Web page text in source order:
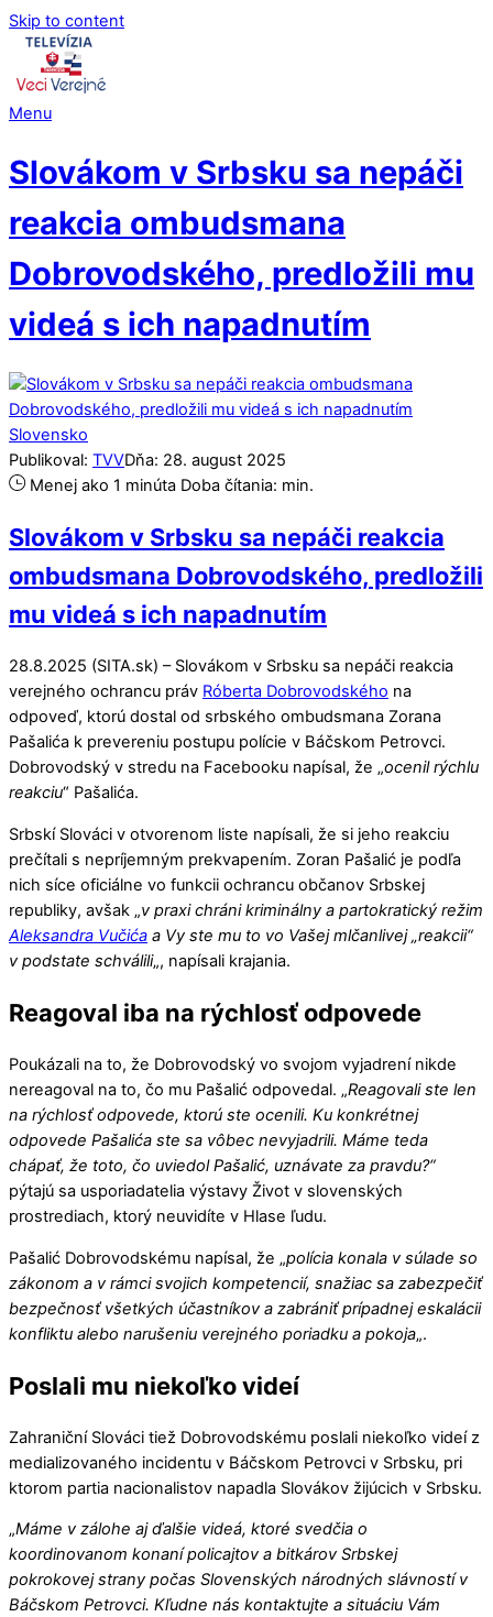
Skip to content
Menu
Slovákom v Srbsku sa nepáči
reakcia ombudsmana
Dobrovodského, predložili mu
videá s ich napadnutím
Slovensko
Publikoval: TVVDňa: 28. august 2025
Menej ako 1 minúta Doba čítania: min.
Slovákom v Srbsku sa nepáči reakcia
ombudsmana Dobrovodského, predložili
mu videá s ich napadnutím
28.8.2025 (SITA.sk) – Slovákom v Srbsku sa nepáči reakcia
verejného ochrancu práv Róberta Dobrovodského na
odpoveď, ktorú dostal od srbského ombudsmana Zorana
Pašalića k prevereniu postupu polície v Báčskom Petrovci.
Dobrovodský v stredu na Facebooku napísal, že „ocenil rýchlu
reakciu“ Pašalića.
Srbskí Slováci v otvorenom liste napísali, že si jeho reakciu
prečítali s nepríjemným prekvapením. Zoran Pašalić je podľa
nich síce oficiálne vo funkcii ochrancu občanov Srbskej
republiky, avšak „v praxi chráni kriminálny a partokratický režim
Aleksandra Vučića a Vy ste mu to vo Vašej mlčanlivej „reakcii“
v podstate schválili„, napísali krajania.
Reagoval iba na rýchlosť odpovede
Poukázali na to, že Dobrovodský vo svojom vyjadrení nikde
nereagoval na to, čo mu Pašalić odpovedal. „Reagovali ste len
na rýchlosť odpovede, ktorú ste ocenili. Ku konkrétnej
odpovede Pašalića ste sa vôbec nevyjadrili. Máme teda
chápať, že toto, čo uviedol Pašalić, uznávate za pravdu?“
pýtajú sa usporiadatelia výstavy Život v slovenských
prostrediach, ktorý neuvidíte v Hlase ľudu.
Pašalić Dobrovodskému napísal, že „polícia konala v súlade so
zákonom a v rámci svojich kompetencií, snažiac sa zabezpečiť
bezpečnosť všetkých účastníkov a zabrániť prípadnej eskalácii
konfliktu alebo narušeniu verejného poriadku a pokoja„.
Poslali mu niekoľko videí
Zahraniční Slováci tiež Dobrovodskému poslali niekoľko videí z
medializovaného incidentu v Báčskom Petrovci v Srbsku, pri
ktorom partia nacionalistov napadla Slovákov žijúcich v Srbsku.
„Máme v zálohe aj ďalšie videá, ktoré svedčia o
koordinovanom konaní policajtov a bitkárov Srbskej
pokrokovej strany počas Slovenských národných slávností v
Báčskom Petrovci. Kľudne nás kontaktujte a situáciu Vám